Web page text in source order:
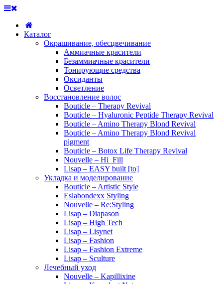
Каталог
Окрашивание, обесцвечивание
Аммиачные красители
Безаммиачные красители
Тонирующие средства
Оксиданты
Осветление
Восстановление волос
Bouticle – Therapy Revival
Bouticle – Hyaluronic Peptide Therapy Revival
Bouticle – Amino Therapy Blond Revival
Bouticle – Amino Therapy Blond Revival
pigment
Bouticle – Botox Life Therapy Revival
Nouvelle – Hi_Fill
Lisap – EASY built [to]
Укладка и моделирование
Bouticle – Artistic Style
Eslabondexx Styling
Nouvelle – Re:Styling
Lisap – Diapason
Lisap – High Tech
Lisap – Lisynet
Lisap – Fashion
Lisap – Fashion Extreme
Lisap – Sculture
Лечебный уход
Nouvelle – Kapillixine